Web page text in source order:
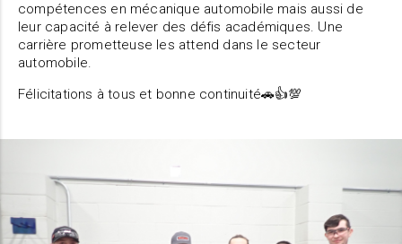
compétences en mécanique automobile mais aussi de
leur capacité à relever des défis académiques. Une
carrière prometteuse les attend dans le secteur
automobile.
Félicitations à tous et bonne continuité🚗👍💯